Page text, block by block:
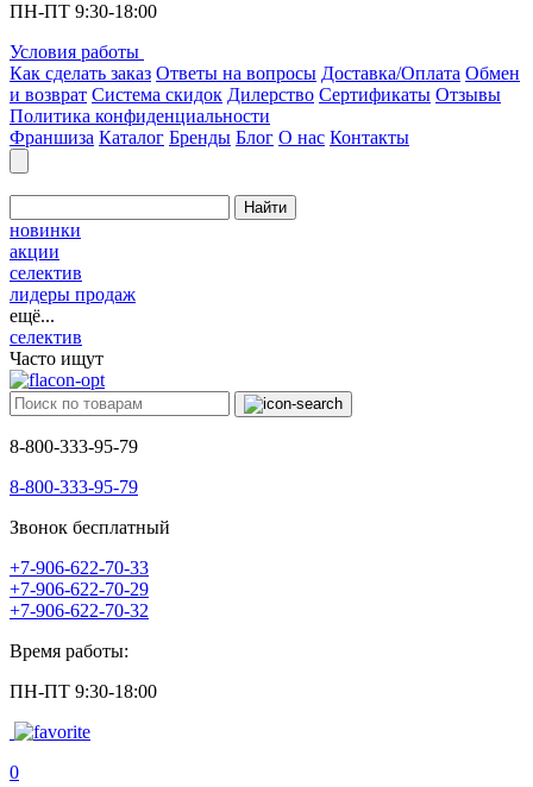
ПН-ПТ 9:30-18:00
Условия работы
Как сделать заказ Ответы на вопросы Доставка/Оплата Обмен
и возврат Система скидок Дилерство Сертификаты Отзывы
Политика конфиденциальности
Франшиза Каталог Бренды Блог О нас Контакты
Найти
новинки
акции
селектив
лидеры продаж
ещё...
селектив
Часто ищут
8-800-333-95-79
8-800-333-95-79
Звонок бесплатный
+7-906-622-70-33
+7-906-622-70-29
+7-906-622-70-32
Время работы:
ПН-ПТ 9:30-18:00
0